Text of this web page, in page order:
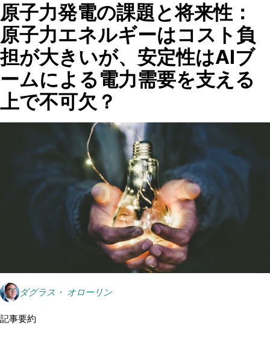
原子力発電の課題と将来性：
原子力エネルギーはコスト負
担が大きいが、安定性はAIブ
ームによる電力需要を支える
上で不可欠？
ダグラス・ オローリン
記事要約